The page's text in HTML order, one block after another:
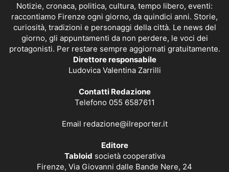
Notizie, cronaca, politica, cultura, tempo libero, eventi:
raccontiamo Firenze ogni giorno, da quindici anni. Storie,
curiosità, tradizioni e personaggi della città. Le news del
giorno, gli appuntamenti da non perdere, le voci dei
protagonisti. Per restare sempre aggiornati gratuitamente.
Direttore responsabile
Ludovica Valentina Zarrilli
Contatti Redazione
Telefono 055 6587611
Email redazione@ilreporter.it
Editore
Tabloid società cooperativa
Firenze, Via Giovanni dalle Bande Nere, 24